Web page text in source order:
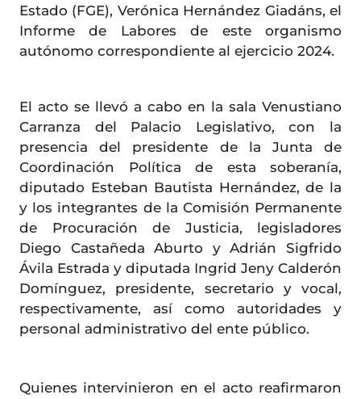
Estado (FGE), Verónica Hernández Giadáns, el
Informe de Labores de este organismo
autónomo correspondiente al ejercicio 2024.
El acto se llevó a cabo en la sala Venustiano
Carranza del Palacio Legislativo, con la
presencia del presidente de la Junta de
Coordinación Política de esta soberanía,
diputado Esteban Bautista Hernández, de la
y los integrantes de la Comisión Permanente
de Procuración de Justicia, legisladores
Diego Castañeda Aburto y Adrián Sigfrido
Ávila Estrada y diputada Ingrid Jeny Calderón
Domínguez, presidente, secretario y vocal,
respectivamente, así como autoridades y
personal administrativo del ente público.
Quienes intervinieron en el acto reafirmaron